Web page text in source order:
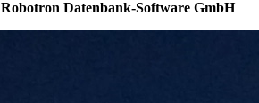
Datenbank-Software GmbH